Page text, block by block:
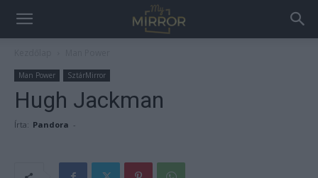
Man Power SztárMirror
Hugh Jackman
Írta: Pandora -